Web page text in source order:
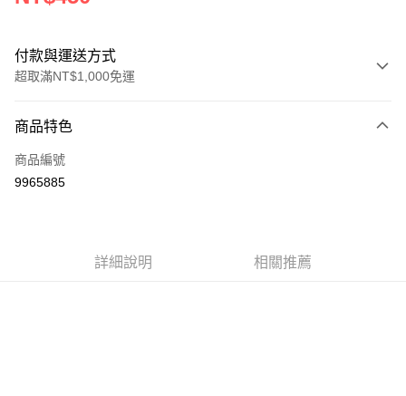
付款與運送方式
超取滿NT$1,000免運
信用卡一次付款
超商取貨付款
商品特色
商品編號
9965885
詳細說明 相關推薦